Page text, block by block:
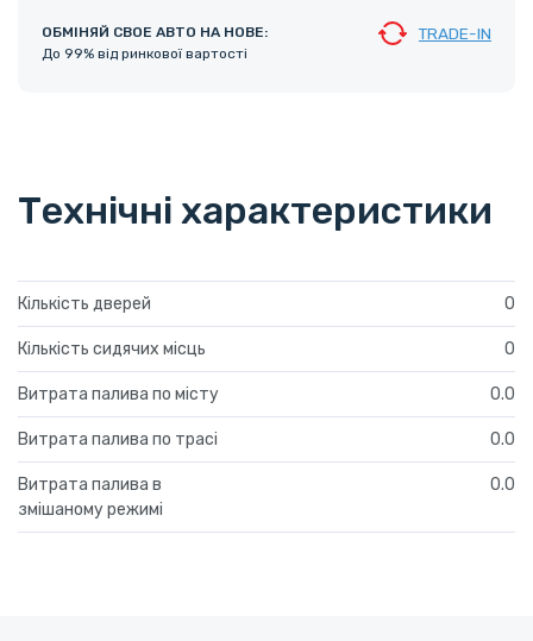
ОБМІНЯЙ СВОЕ АВТО НА НОВЕ:
До 99% від ринкової вартості
TRADE-IN
Технічні характеристики
Кількість дверей 0
Кількість сидячих місць 0
Витрата палива по місту 0.0
Витрата палива по трасі 0.0
Витрата палива в
змішаному режимі
0.0